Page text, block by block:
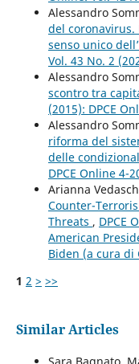
Alessandro
del coronavirus.
senso unico
Vol. 43 No. 2
Alessandro
scontro tra
(2015): DPCE
Alessandro
riforma del
delle
DPCE Online 4-
Arianna
Counter-
Threats , DPCE
American
Biden (a cura di
1 2 > >>
Similar Articles